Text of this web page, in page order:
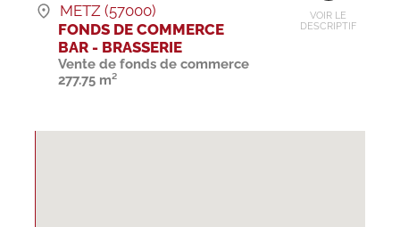
VOIR LE
DESCRIPTIF
METZ (57000)
FONDS DE COMMERCE
BAR - BRASSERIE
Vente de fonds de commerce
277.75 m²